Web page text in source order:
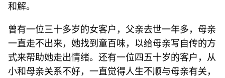
和解。
曾有一位三十多岁的女客户，父亲去世一年多，母亲
一直走不出来，她找到童百味，以给母亲写自传的方
式来帮助她走出情绪。还有一位四五十岁的客户，从
小和母亲关系不好，一直觉得人生不顺与母亲有关，